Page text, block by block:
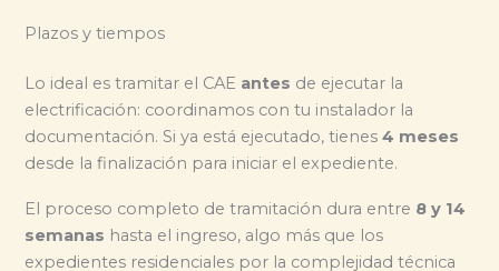
Plazos y tiempos
Lo ideal es tramitar el CAE antes de ejecutar la
electrificación: coordinamos con tu instalador la
documentación. Si ya está ejecutado, tienes4 meses
desde la finalización para iniciar el expediente.
El proceso completo de tramitación dura entre 8 y 14
semanas hasta el ingreso, algo más que los
expedientes residenciales por la complejidad técnica